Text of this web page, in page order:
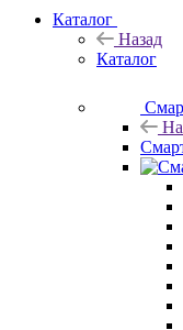
Каталог
Назад
Каталог